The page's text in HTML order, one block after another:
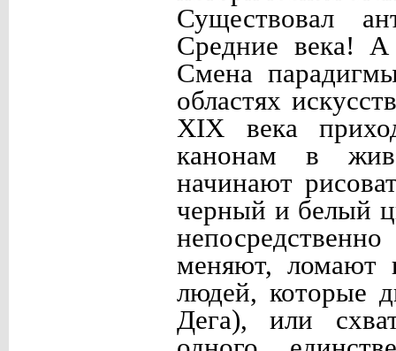
Существовал
Средние века!
Смена
областях
XIX века
канонам в
начинают
черный и белый
меняют, ломают
людей, которые
Дега), или